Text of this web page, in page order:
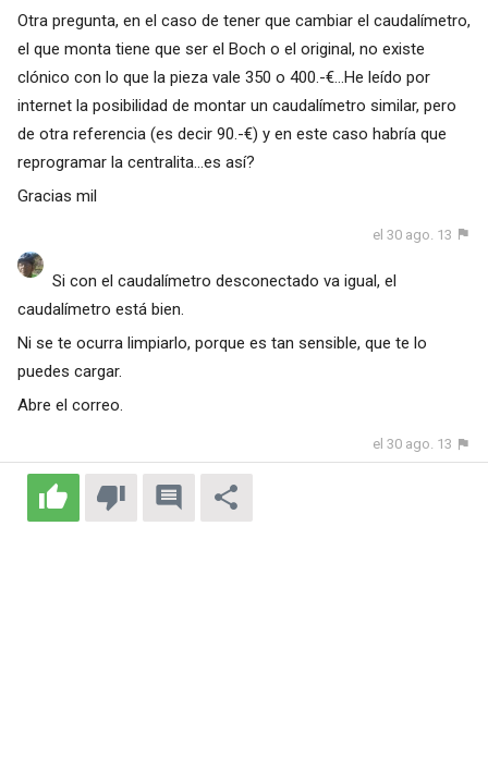
Otra pregunta, en el caso de tener que cambiar el caudalímetro,
el que monta tiene que ser el Boch o el original, no existe
clónico con lo que la pieza vale 350 o 400.-€...He leído por
internet la posibilidad de montar un caudalímetro similar, pero
de otra referencia (es decir 90.-€) y en este caso habría que
reprogramar la centralita...es así?
Gracias mil
el 30 ago. 13
Si con el caudalímetro desconectado va igual, el
caudalímetro está bien.
Ni se te ocurra limpiarlo, porque es tan sensible, que te lo
puedes cargar.
Abre el correo.
el 30 ago. 13